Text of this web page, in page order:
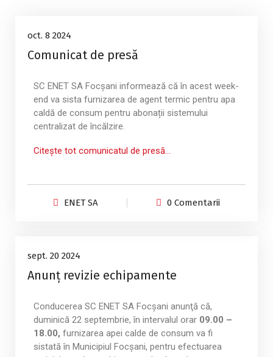
8
oct., 2024
oct. 8 2024
Comunicat de presă
SC ENET SA Focșani informează că în acest week-
end va sista furnizarea de agent termic pentru apa
caldă de consum pentru abonații sistemului
centralizat de încălzire.
Citește tot comunicatul de presă…
ENET SA 0 Comentarii
20
sept., 2024
sept. 20 2024
Anunț revizie echipamente
Conducerea SC ENET SA Focşani anunţă că,
duminică 22 septembrie, în intervalul orar 09.00 –
18.00, furnizarea apei calde de consum va fi
sistată în Municipiul Focșani, pentru efectuarea